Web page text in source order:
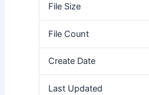
File Size
File Count
Create Date
Last Updated